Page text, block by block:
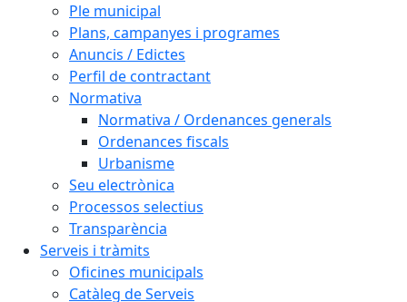
Ple municipal
Plans, campanyes i programes
Anuncis / Edictes
Perfil de contractant
Normativa
Normativa / Ordenances generals
Ordenances fiscals
Urbanisme
Seu electrònica
Processos selectius
Transparència
Serveis i tràmits
Oficines municipals
Catàleg de Serveis